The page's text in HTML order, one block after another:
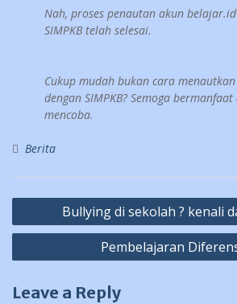
Nah, proses penautan akun
SIMPKB telah selesai.
Cukup mudah bukan cara
dengan SIMPKB? Semoga
mencoba.
Berita
Post
navigation
Bullying di sekolah ? kenali
Pembelajaran
Leave a Reply